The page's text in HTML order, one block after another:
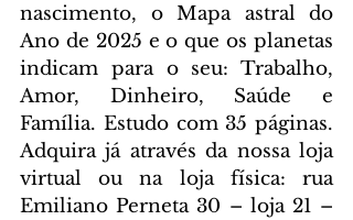
nascimento, o Mapa astral do
Ano de 2025 e o que os planetas
indicam para o seu: Trabalho,
Amor, Dinheiro, Saúde e
Família. Estudo com 35 páginas.
Adquira já através da nossa loja
virtual ou na loja física: rua
Emiliano Perneta 30 – loja 21 –